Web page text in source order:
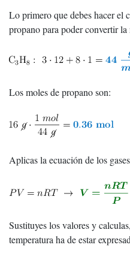
Lo primero que debes hacer el
propano para poder convertir la
Los moles de propano son:
Aplicas la ecuación de los
Sustituyes los valores y
temperatura ha de estar